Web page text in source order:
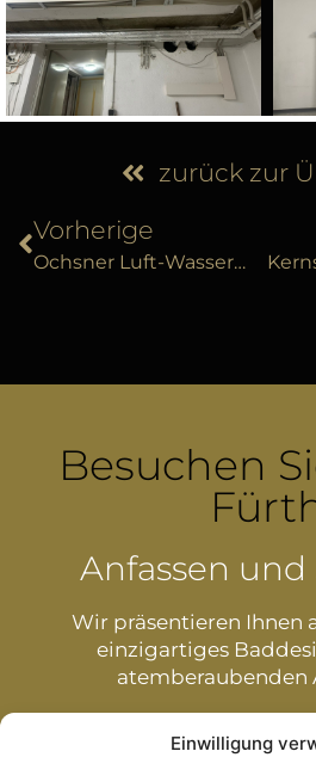
Einwilligung
zurück zur
Vorherige
Ochsner Luft-Wasser-Wärmepumpe in Spardorf bei Erlangen
Besuchen
Anfassen und
Wir präsentieren Ihnen
einzigartiges
atemberaubenden
0911 / 960